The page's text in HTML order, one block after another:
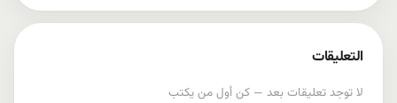
التعليقات
لا توجد تعليقات بعد — كن أول من يكتب